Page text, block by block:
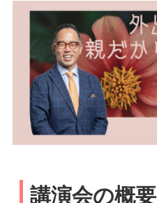
講演会の概要